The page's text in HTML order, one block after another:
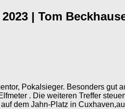
| Tom
Pokalsieger. Besonders gut
. Die weiteren Treffer
dem Jahn-Platz in